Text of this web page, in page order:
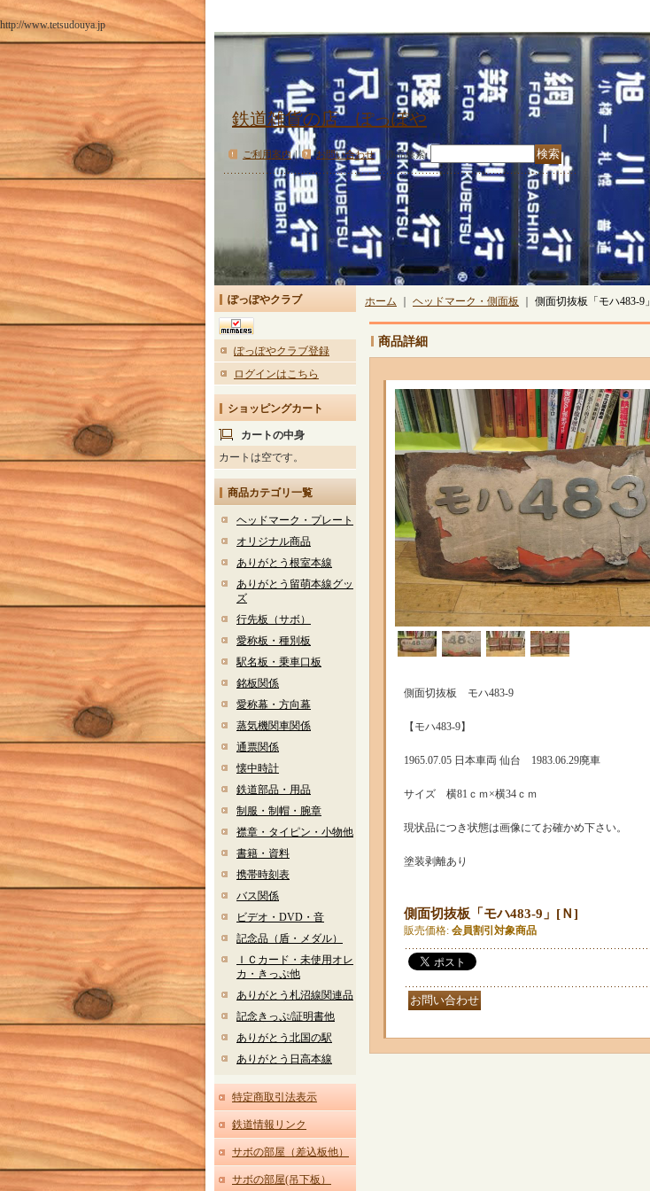
http://www.tetsudouya.jp
鉄道雑貨の店 ぽっぽや
ご利用案内｜ お問い合わせ 商品検索:
ぽっぽやクラブ
ぽっぽやクラブ登録
ログインはこちら
ショッピングカート
カートの中身
カートは空です。
商品カテゴリ一覧
ヘッドマーク・プレート
オリジナル商品
ありがとう根室本線
ありがとう留萌本線グッ
ズ
行先板（サボ）
愛称板・種別板
駅名板・乗車口板
銘板関係
愛称幕・方向幕
蒸気機関車関係
通票関係
懐中時計
鉄道部品・用品
制服・制帽・腕章
襟章・タイピン・小物他
書籍・資料
携帯時刻表
バス関係
ビデオ・DVD・音
記念品（盾・メダル）
ＩＣカード・未使用オレ
カ・きっぷ他
ありがとう札沼線関連品
記念きっぷ/証明書他
ありがとう北国の駅
ありがとう日高本線
特定商取引法表示
鉄道情報リンク
サボの部屋（差込板他）
サボの部屋(吊下板）
ホーム ヘッドマーク・側面板 側面切抜板「モハ483-9」
商品詳細
側面切抜板 モハ483-9
【モハ483-9】
1965.07.05 日本車両 仙台 1983.06.29廃車
サイズ 横81ｃｍ×横34ｃｍ
現状品につき状態は画像にてお確かめ下さい。
塗装剥離あり
側面切抜板「モハ483-9」 [ Ｎ ]
販売価格: 会員割引対象商品